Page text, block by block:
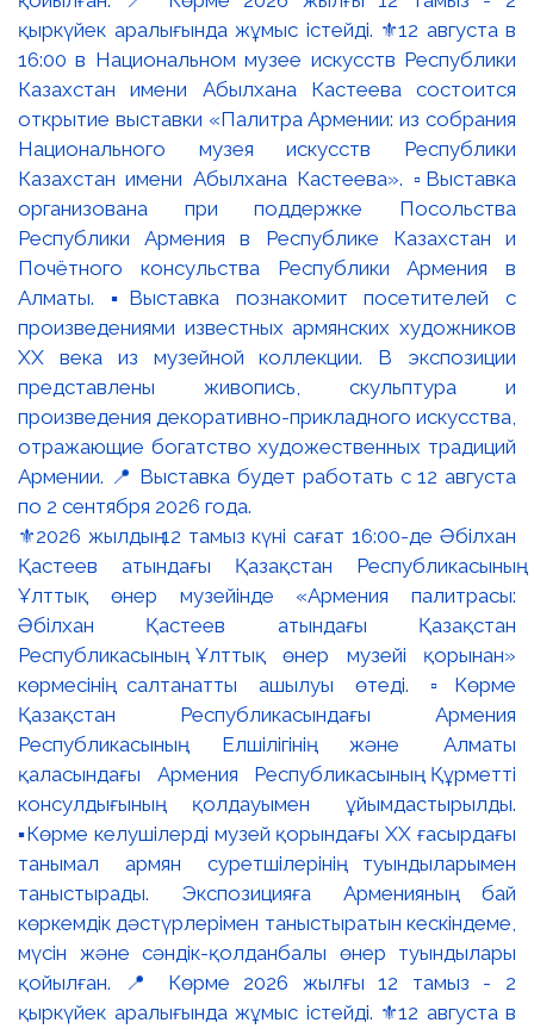
⚜️2026 жылдың 12 тамыз күні сағат 16:00-де Әбілхан
Қастеев атындағы Қазақстан Республикасының
Ұлттық өнер музейінде «Армения палитрасы:
Әбілхан Қастеев атындағы Қазақстан
Республикасының Ұлттық өнер музейі қорынан»
көрмесінің салтанатты ашылуы өтеді. ▫️Көрме
Қазақстан Республикасындағы Армения
Республикасының Елшілігінің және Алматы
қаласындағы Армения Республикасының Құрметті
консулдығының қолдауымен ұйымдастырылды.
▪️Көрме келушілерді музей қорындағы ХХ ғасырдағы
танымал армян суретшілерінің туындыларымен
таныстырады. Экспозицияға Арменияның бай
көркемдік дәстүрлерімен таныстыратын кескіндеме,
мүсін және сәндік-қолданбалы өнер туындылары
қойылған. 📍 Көрме 2026 жылғы 12 тамыз - 2
қыркүйек аралығында жұмыс істейді. ⚜️12 августа в